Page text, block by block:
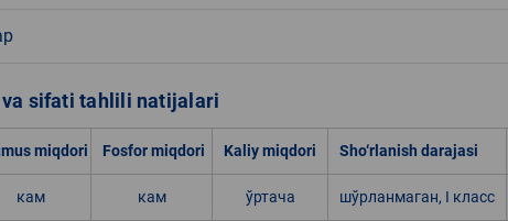
sifati tahlili natijalari
miqdori Fosfor miqdori Kaliy miqdori Sho‘rlanish darajasi
кам кам ўртача шўрланмаган, I класс